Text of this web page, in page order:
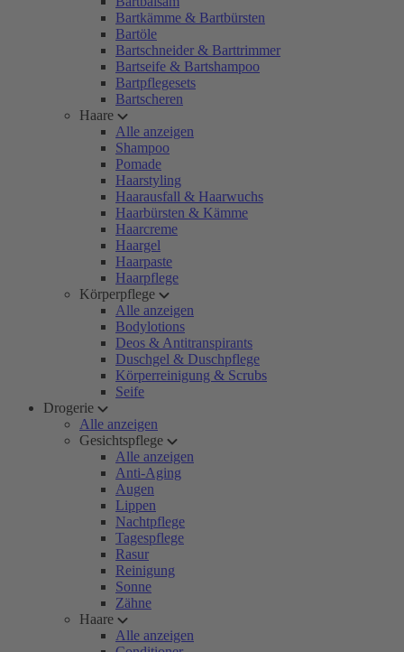
Bartkämme & Bartbürsten
Bartöle
Bartschneider & Barttrimmer
Bartseife & Bartshampoo
Bartpflegesets
Bartscheren
Haare
Alle anzeigen
Shampoo
Pomade
Haarstyling
Haarausfall & Haarwuchs
Haarbürsten & Kämme
Haarcreme
Haargel
Haarpaste
Haarpflege
Körperpflege
Alle anzeigen
Bodylotions
Deos & Antitranspirants
Duschgel & Duschpflege
Körperreinigung & Scrubs
Seife
Drogerie
Alle anzeigen
Gesichtspflege
Alle anzeigen
Anti-Aging
Augen
Lippen
Nachtpflege
Tagespflege
Rasur
Reinigung
Sonne
Zähne
Haare
Alle anzeigen